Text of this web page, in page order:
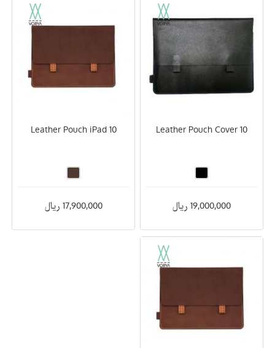
Leather Pouch Cover 10
19,000,000 ریال
Leather Pouch iPad 10
17,900,000 ریال